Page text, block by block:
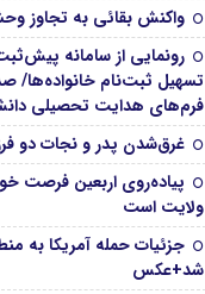
واکنش بقائی به تجاوز
رونمایی از سامانه
فرم‌های هدایت تحصیلی
غرق‌شدن پدر و نجات دو
پیاده‌روی اربعین فرصت
ولایت است
جزئیات حمله آمریکا به
شد+عکس